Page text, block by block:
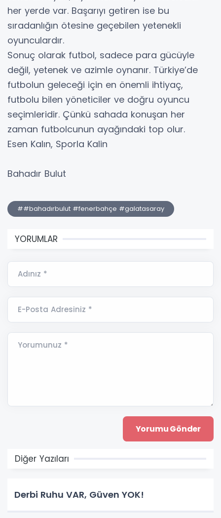
her yerde var. Başarıyı getiren ise bu
sıradanlığın ötesine geçebilen yetenekli
oyunculardır.
Sonuç olarak futbol, sadece para gücüyle
değil, yetenek ve azimle oynanır. Türkiye’de
futbolun geleceği için en önemli ihtiyaç,
futbolu bilen yöneticiler ve doğru oyuncu
seçimleridir. Çünkü sahada konuşan her
zaman futbolcunun ayağındaki top olur.
Esen Kalın, Sporla Kalin
Bahadır Bulut
##bahadırbulut #fenerbahçe #galatasaray
YORUMLAR
Adınız *
E-Posta Adresiniz *
Yorumunuz *
Diğer Yazıları
Derbi Ruhu VAR, Güven YOK!